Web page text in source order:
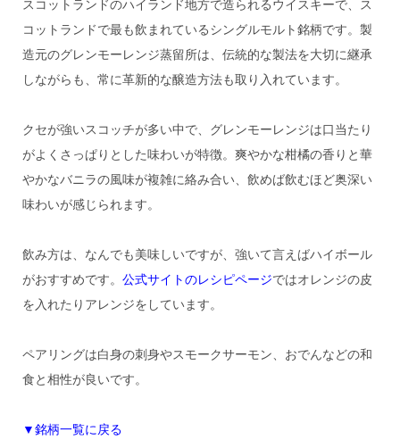
スコットランドのハイランド地方で造られるウイスキーで、ス
コットランドで最も飲まれているシングルモルト銘柄です。製
造元のグレンモーレンジ蒸留所は、伝統的な製法を大切に継承
しながらも、常に革新的な醸造方法も取り入れています。
クセが強いスコッチが多い中で、グレンモーレンジは口当たり
がよくさっぱりとした味わいが特徴。爽やかな柑橘の香りと華
やかなバニラの風味が複雑に絡み合い、飲めば飲むほど奥深い
味わいが感じられます。
飲み方は、なんでも美味しいですが、強いて言えばハイボール
がおすすめです。 公式サイトのレシピページではオレンジの皮
を入れたりアレンジをしています。
ペアリングは白身の刺身やスモークサーモン、おでんなどの和
食と相性が良いです。
▼銘柄一覧に戻る